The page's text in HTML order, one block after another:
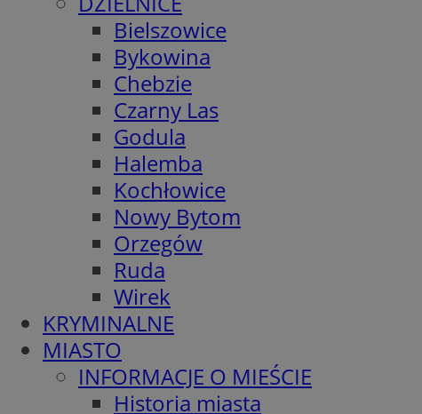
Bielszowice
Bykowina
Chebzie
Czarny Las
Godula
Halemba
Kochłowice
Nowy Bytom
Orzegów
Ruda
Wirek
KRYMINALNE
MIASTO
INFORMACJE O MIEŚCIE
Historia miasta